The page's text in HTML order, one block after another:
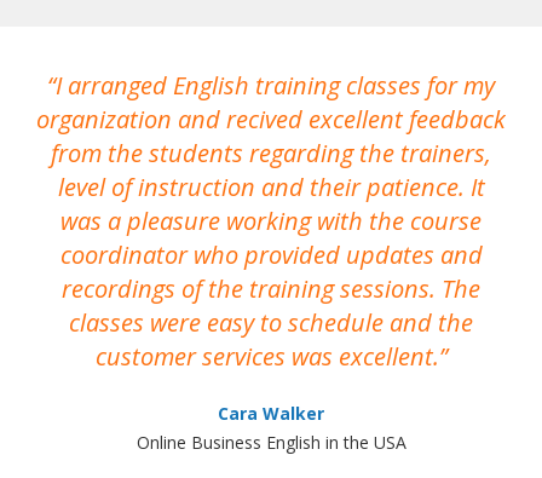
I arranged English training classes for my
organization and recived excellent feedback
from the students regarding the trainers,
level of instruction and their patience. It
was a pleasure working with the course
coordinator who provided updates and
recordings of the training sessions. The
classes were easy to schedule and the
customer services was excellent.
Cara Walker
Online Business English in the USA